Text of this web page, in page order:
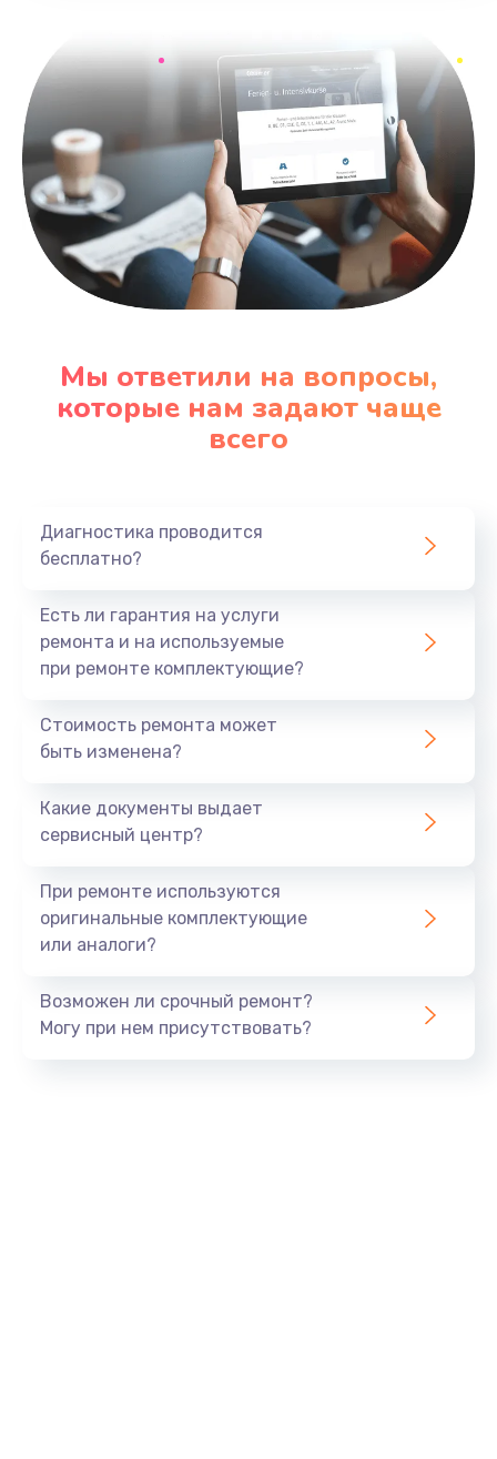
Мы ответили на вопросы,
которые нам задают чаще
всего
Диагностика проводится
бесплатно?
Есть ли гарантия на услуги
ремонта и на используемые
при ремонте комплектующие?
Стоимость ремонта может
быть изменена?
Какие документы выдает
сервисный центр?
При ремонте используются
оригинальные комплектующие
или аналоги?
Возможен ли срочный ремонт?
Могу при нем присутствовать?